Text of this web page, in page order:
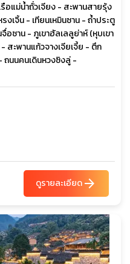
อแม่น้ำถั่วเจียง - สะพานสายรุ้ง
เจิ้น - เทียนเหมินซาน - ถ้ำประตู
อซาน - ภูเขาฮัลเลลูย่าห์ (หุบเขา
สะพานแก้วจางเจียเจี้ย - ตึก
ถนนคนเดินหวงซิงลู่ -
ดูรายละเอียดarrow_forward